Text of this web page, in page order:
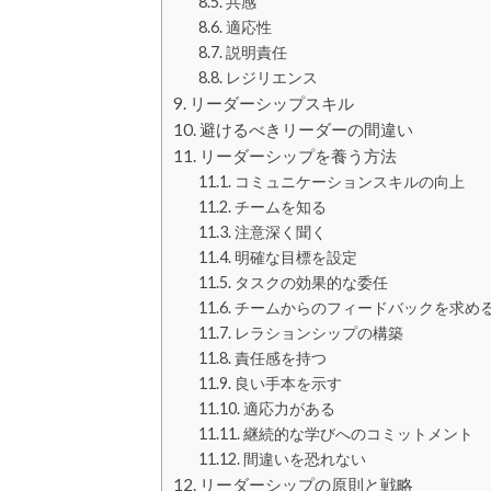
適応性
説明責任
レジリエンス
リーダーシップスキル
避けるべきリーダーの間違い
リーダーシップを養う方法
コミュニケーションスキルの向上
チームを知る
注意深く聞く
明確な目標を設定
タスクの効果的な委任
チームからのフィードバックを求め
レラションシップの構築
責任感を持つ
良い手本を示す
適応力がある
継続的な学びへのコミットメント
間違いを恐れない
リーダーシップの原則と戦略